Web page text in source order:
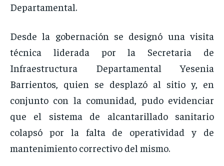
Departamental.
Desde la gobernación se designó una visita
técnica liderada por la Secretaria de
Infraestructura Departamental Yesenia
Barrientos, quien se desplazó al sitio y, en
conjunto con la comunidad, pudo evidenciar
que el sistema de alcantarillado sanitario
colapsó por la falta de operatividad y de
mantenimiento correctivo del mismo.